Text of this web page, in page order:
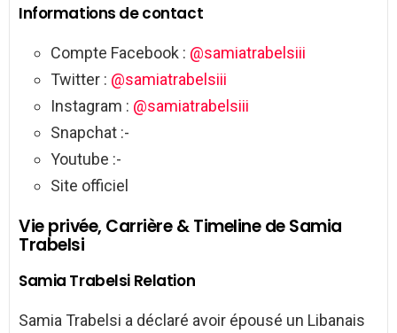
Informations de contact
Compte Facebook : @samiatrabelsiii
Twitter : @samiatrabelsiii
Instagram : @samiatrabelsiii
Snapchat :-
Youtube :-
Site officiel
Vie privée, Carrière & Timeline de Samia
Trabelsi
Samia Trabelsi Relation
Samia Trabelsi a déclaré avoir épousé un Libanais